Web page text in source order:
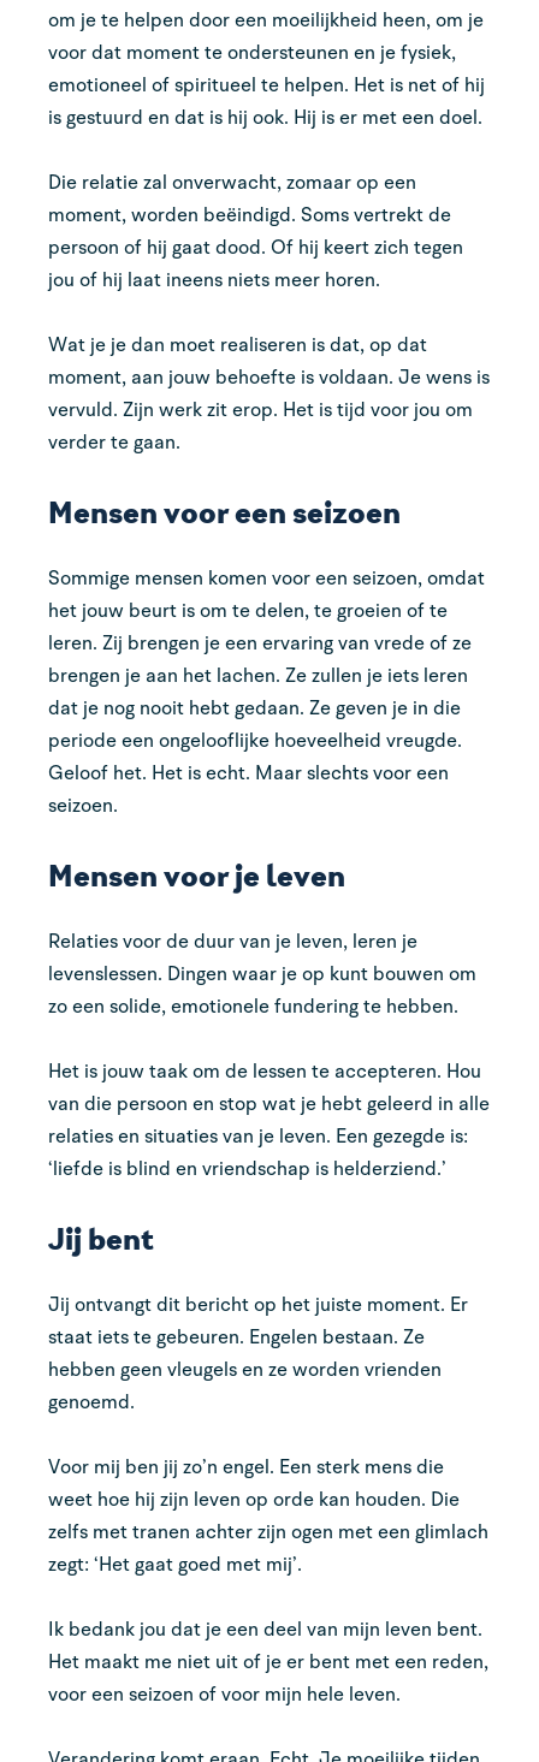
om je te helpen door een moeilijkheid heen, om je
voor dat moment te ondersteunen en je fysiek,
emotioneel of spiritueel te helpen. Het is net of hij
is gestuurd en dat is hij ook. Hij is er met een doel.
Die relatie zal onverwacht, zomaar op een
moment, worden beëindigd. Soms vertrekt de
persoon of hij gaat dood. Of hij keert zich tegen
jou of hij laat ineens niets meer horen.
Wat je je dan moet realiseren is dat, op dat
moment, aan jouw behoefte is voldaan. Je wens is
vervuld. Zijn werk zit erop. Het is tijd voor jou om
verder te gaan.
Mensen voor een seizoen
Sommige mensen komen voor een seizoen, omdat
het jouw beurt is om te delen, te groeien of te
leren. Zij brengen je een ervaring van vrede of ze
brengen je aan het lachen. Ze zullen je iets leren
dat je nog nooit hebt gedaan. Ze geven je in die
periode een ongelooflijke hoeveelheid vreugde.
Geloof het. Het is echt. Maar slechts voor een
seizoen.
Mensen voor je leven
Relaties voor de duur van je leven, leren je
levenslessen. Dingen waar je op kunt bouwen om
zo een solide, emotionele fundering te hebben.
Het is jouw taak om de lessen te accepteren. Hou
van die persoon en stop wat je hebt geleerd in alle
relaties en situaties van je leven. Een gezegde is:
‘liefde is blind en vriendschap is helderziend.’
Jij bent
Jij ontvangt dit bericht op het juiste moment. Er
staat iets te gebeuren. Engelen bestaan. Ze
hebben geen vleugels en ze worden vrienden
genoemd.
Voor mij ben jij zo’n engel. Een sterk mens die
weet hoe hij zijn leven op orde kan houden. Die
zelfs met tranen achter zijn ogen met een glimlach
zegt: ‘Het gaat goed met mij’.
Ik bedank jou dat je een deel van mijn leven bent.
Het maakt me niet uit of je er bent met een reden,
voor een seizoen of voor mijn hele leven.